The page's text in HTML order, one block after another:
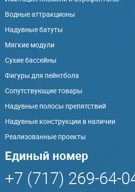
Водные аттракционы
Надувные батуты
Мягкие модули
Сухие бассейны
Фигуры для пейнтбола
Сопутствующие товары
Надувные полосы препятствий
Надувные конструкции в наличии
Реализованные проекты
Единый номер
+7 (717) 269-64-